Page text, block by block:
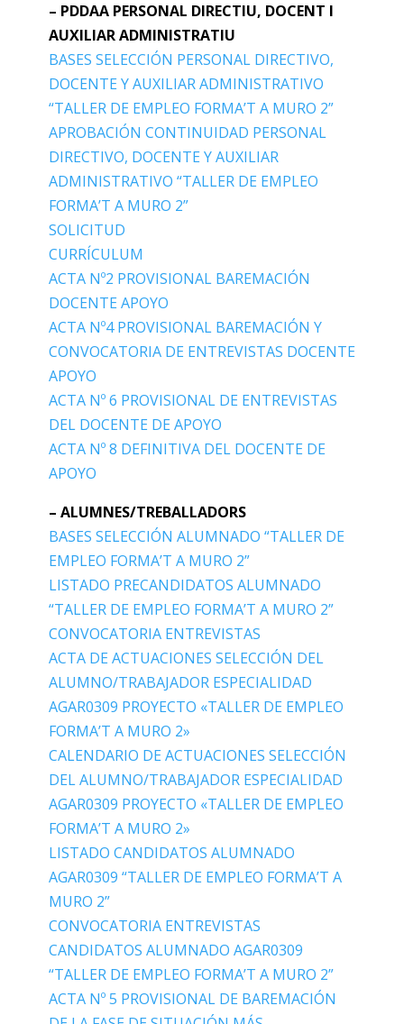
– PDDAA PERSONAL DIRECTIU, DOCENT I
AUXILIAR ADMINISTRATIU
BASES SELECCIÓN PERSONAL DIRECTIVO,
DOCENTE Y AUXILIAR ADMINISTRATIVO
“TALLER DE EMPLEO FORMA’T A MURO 2”
APROBACIÓN CONTINUIDAD PERSONAL
DIRECTIVO, DOCENTE Y AUXILIAR
ADMINISTRATIVO “TALLER DE EMPLEO
FORMA’T A MURO 2”
SOLICITUD
CURRÍCULUM
ACTA Nº2 PROVISIONAL BAREMACIÓN
DOCENTE APOYO
ACTA Nº4 PROVISIONAL BAREMACIÓN Y
CONVOCATORIA DE ENTREVISTAS DOCENTE
APOYO
ACTA Nº 6 PROVISIONAL DE ENTREVISTAS
DEL DOCENTE DE APOYO
ACTA Nº 8 DEFINITIVA DEL DOCENTE DE
APOYO
– ALUMNES/TREBALLADORS
BASES SELECCIÓN ALUMNADO “TALLER DE
EMPLEO FORMA’T A MURO 2”
LISTADO PRECANDIDATOS ALUMNADO
“TALLER DE EMPLEO FORMA’T A MURO 2”
CONVOCATORIA ENTREVISTAS
ACTA DE ACTUACIONES SELECCIÓN DEL
ALUMNO/TRABAJADOR ESPECIALIDAD
AGAR0309 PROYECTO «TALLER DE EMPLEO
FORMA’T A MURO 2»
CALENDARIO DE ACTUACIONES SELECCIÓN
DEL ALUMNO/TRABAJADOR ESPECIALIDAD
AGAR0309 PROYECTO «TALLER DE EMPLEO
FORMA’T A MURO 2»
LISTADO CANDIDATOS ALUMNADO
AGAR0309 “TALLER DE EMPLEO FORMA’T A
MURO 2”
CONVOCATORIA ENTREVISTAS
CANDIDATOS ALUMNADO AGAR0309
“TALLER DE EMPLEO FORMA’T A MURO 2”
ACTA Nº 5 PROVISIONAL DE BAREMACIÓN